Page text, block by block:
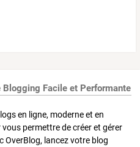
Facile et Performante
en ligne, moderne et en
permettre de créer et gérer
OverBlog, lancez votre blog